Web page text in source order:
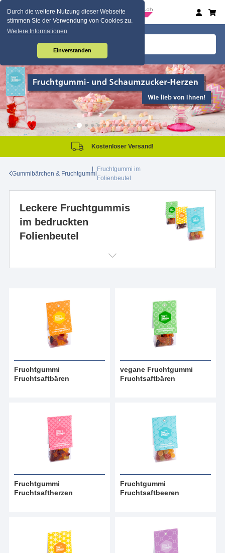
Durch die weitere Nutzung dieser Webseite
stimmen Sie der Verwendung von Cookies zu.
Weitere Informationen
Einverstanden
Kostenloser Versand!
Gummibärchen & Fruchtgummi
Fruchtgummi im
Folienbeutel
Leckere Fruchtgummis
im bedruckten
Folienbeutel
Fruchtgummi
Fruchtsaftbären
vegane Fruchtgummi
Fruchtsaftbären
Fruchtgummi
Fruchtsaftherzen
Fruchtgummi
Fruchtsaftbeeren